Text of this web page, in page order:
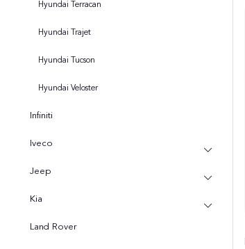
Hyundai Terracan
Hyundai Trajet
Hyundai Tucson
Hyundai Veloster
Infiniti
Iveco
Jeep
Kia
Land Rover